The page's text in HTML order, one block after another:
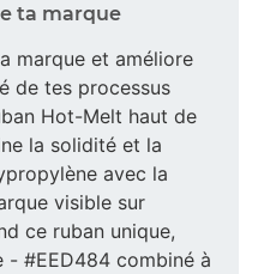
ta marque
marque et améliore
de tes processus
Hot-Melt haut de
la solidité et la
avec la
visible sur
ce ruban unique,
#EED484 combiné à